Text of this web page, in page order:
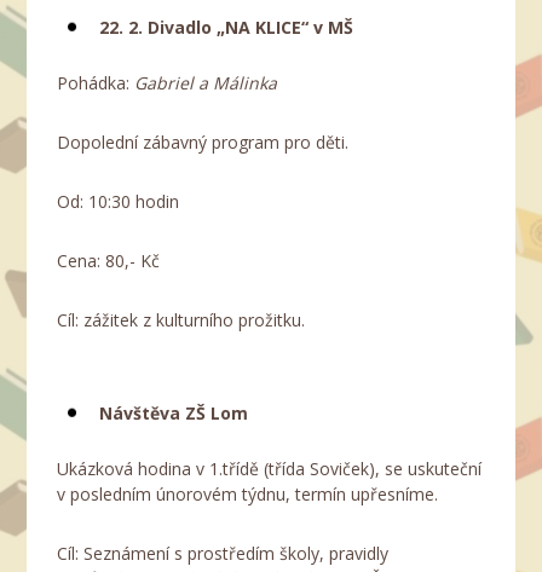
22. 2. Divadlo „NA KLICE“ v MŠ
Pohádka: Gabriel a Málinka
Dopolední zábavný program pro děti.
Od: 10:30 hodin
Cena: 80,- Kč
Cíl: zážitek z kulturního prožitku.
Návštěva ZŠ Lom
Ukázková hodina v 1.třídě (třída Soviček), se uskuteční
v posledním únorovém týdnu, termín upřesníme.
Cíl: Seznámení s prostředím školy, pravidly